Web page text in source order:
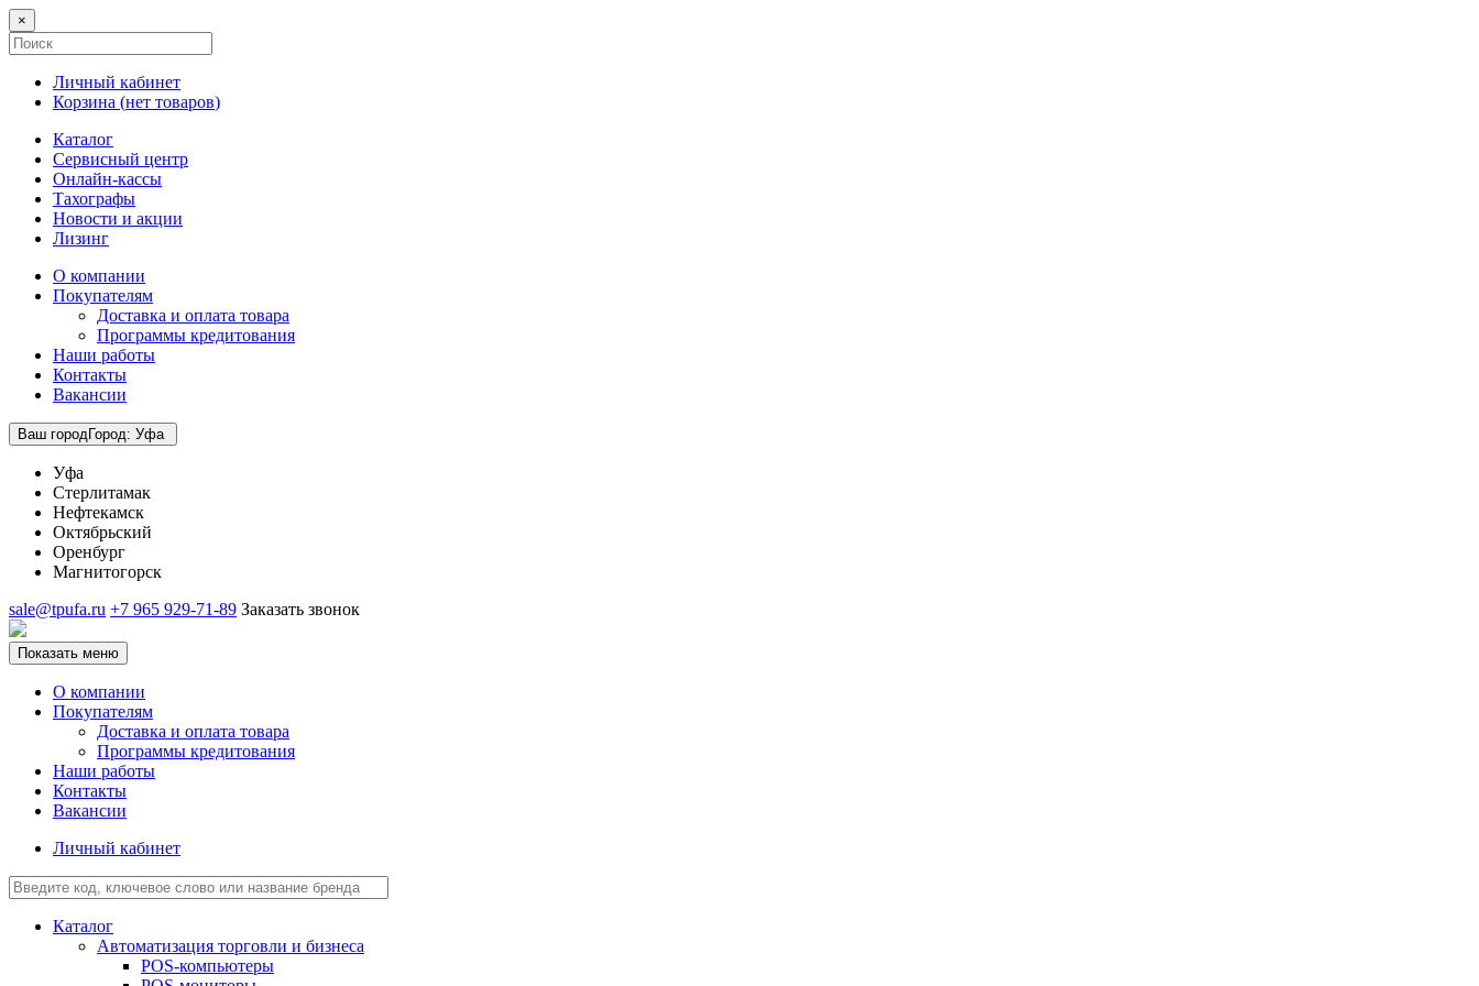
×
Личный кабинет
Корзина (нет товаров)
Каталог
Сервисный центр
Онлайн-кассы
Тахографы
Новости и акции
Лизинг
О компании
Покупателям
Доставка и оплата товара
Программы кредитования
Наши работы
Контакты
Вакансии
Ваш городГород: Уфа
Уфа
Стерлитамак
Нефтекамск
Октябрьский
Оренбург
Магнитогорск
sale@tpufa.ru +7 965 929-71-89 Заказать звонок
Показать меню
О компании
Покупателям
Доставка и оплата товара
Программы кредитования
Наши работы
Контакты
Вакансии
Личный кабинет
Каталог
Автоматизация торговли и бизнеса
POS-компьютеры